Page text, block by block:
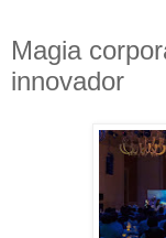
Magia
innovador